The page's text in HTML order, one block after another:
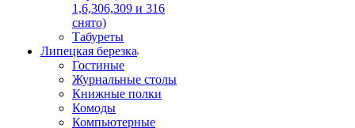
1,6,306,309 и 316
снято)
Табуреты
Липецкая березка
Гостиные
Журнальные столы
Книжные полки
Комоды
Компьютерные